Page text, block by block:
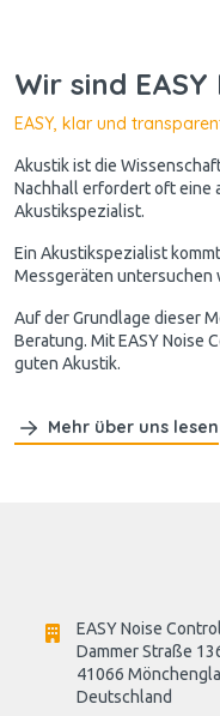
Wir sind
EASY, klar und
Akustik ist die
Nachhall erfordert oft eine
Akustikspezialist.
Ein Akustikspezialist
Messgeräten untersuchen
Auf der Grundlage dieser
Beratung. Mit EASY Noise
guten Akustik.
Mehr über uns lesen
EASY Noise
Dammer Straße
41066
Deutschland